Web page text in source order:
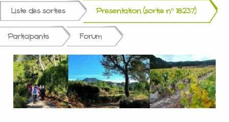
Liste des sorties Présentation (sortie n° 18237)
Participants Forum